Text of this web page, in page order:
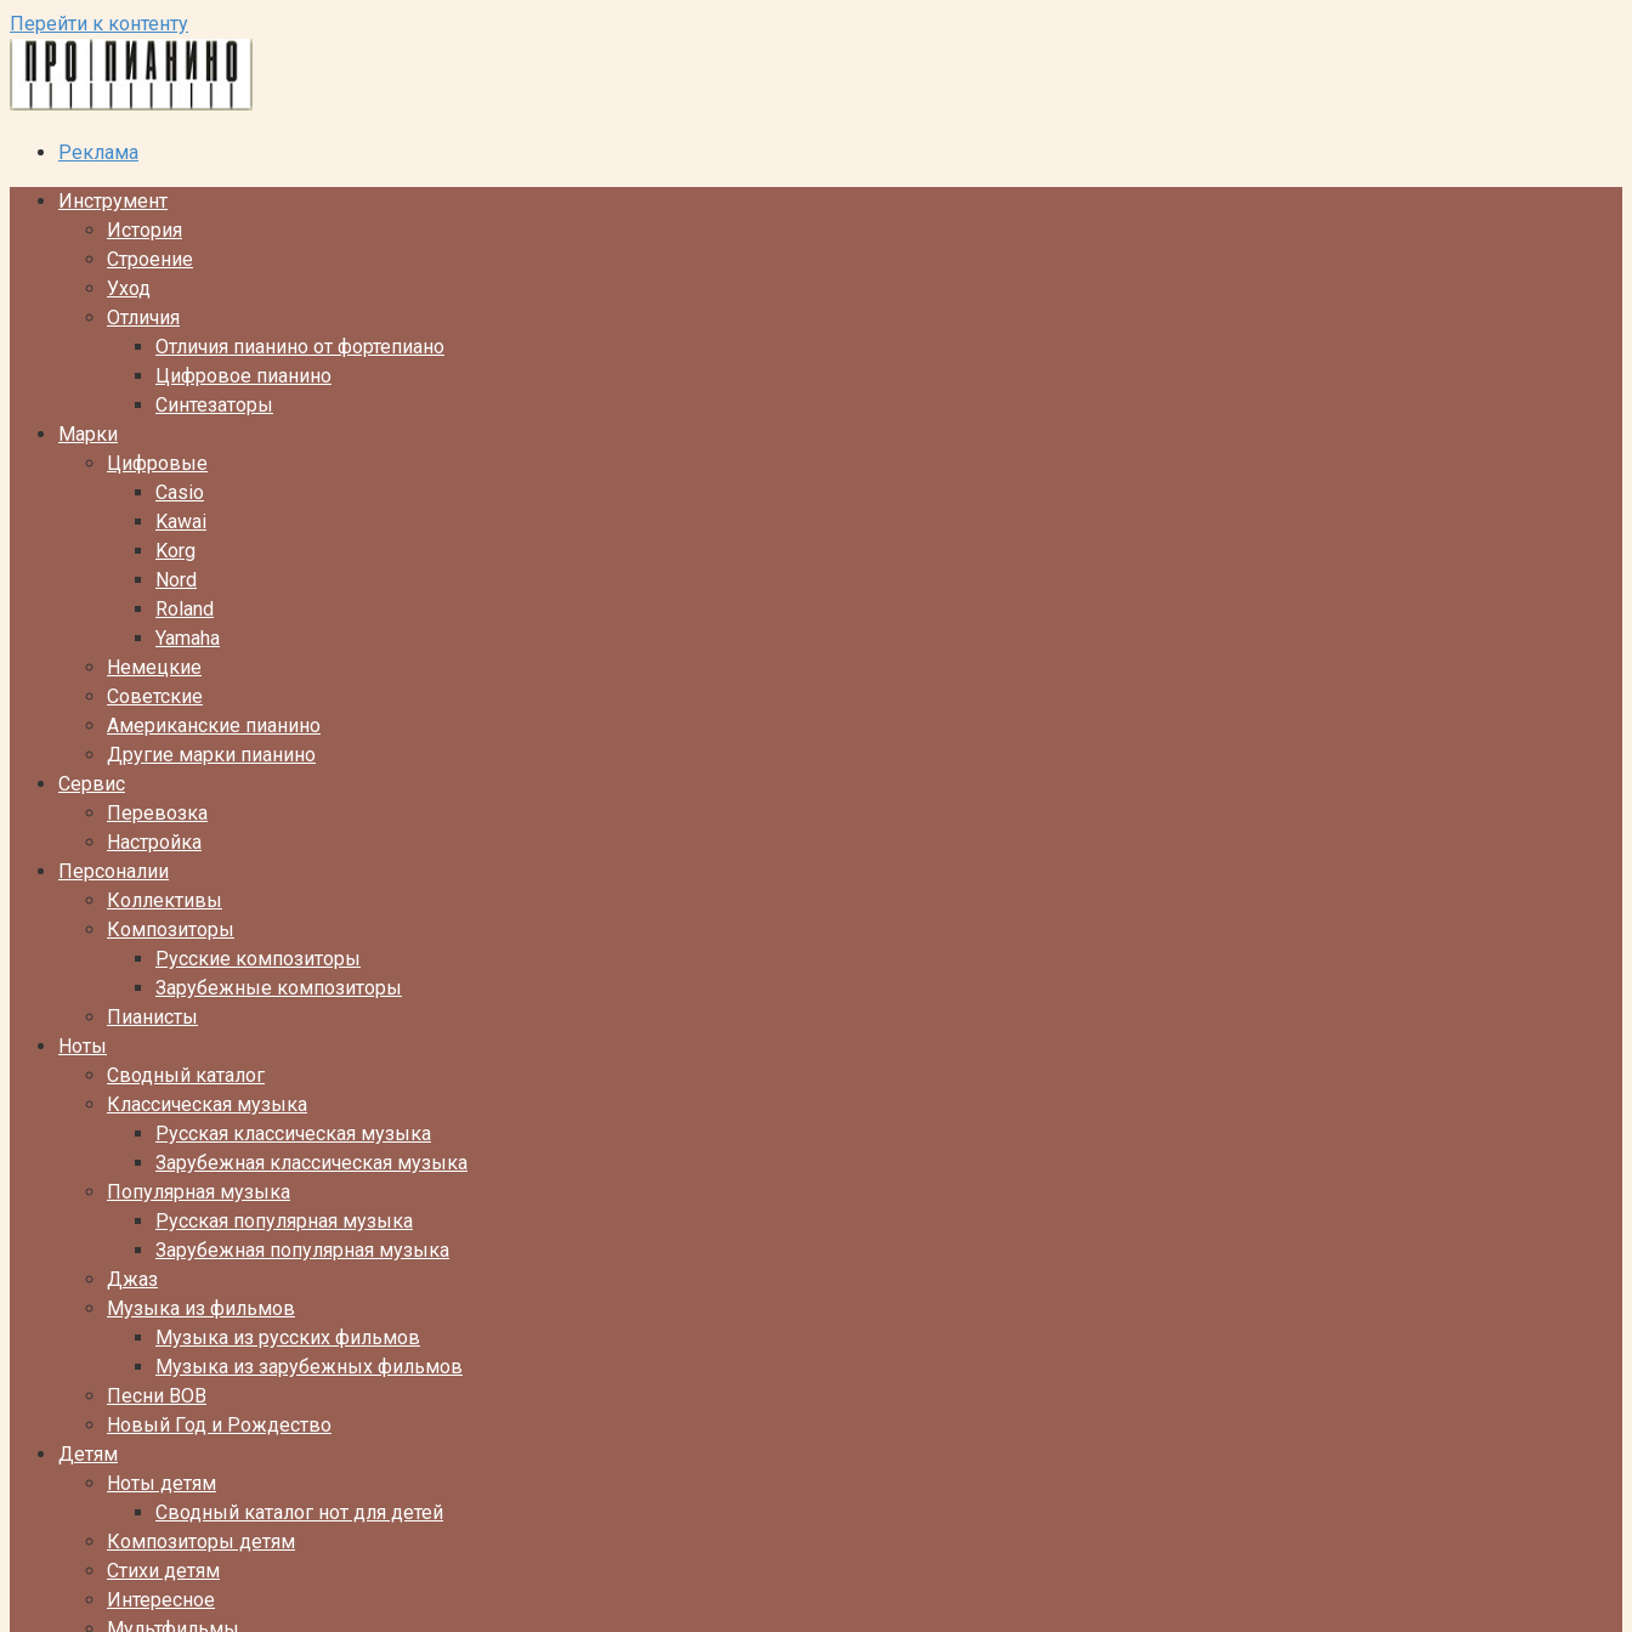
Перейти к контенту
Реклама
Инструмент
История
Строение
Уход
Отличия
Отличия пианино от фортепиано
Цифровое пианино
Синтезаторы
Марки
Цифровые
Casio
Kawai
Korg
Nord
Roland
Yamaha
Немецкие
Советские
Американские пианино
Другие марки пианино
Сервис
Перевозка
Настройка
Персоналии
Коллективы
Композиторы
Русские композиторы
Зарубежные композиторы
Пианисты
Ноты
Сводный каталог
Классическая музыка
Русская классическая музыка
Зарубежная классическая музыка
Популярная музыка
Русская популярная музыка
Зарубежная популярная музыка
Джаз
Музыка из фильмов
Музыка из русских фильмов
Музыка из зарубежных фильмов
Песни ВОВ
Новый Год и Рождество
Детям
Ноты детям
Сводный каталог нот для детей
Композиторы детям
Стихи детям
Интересное